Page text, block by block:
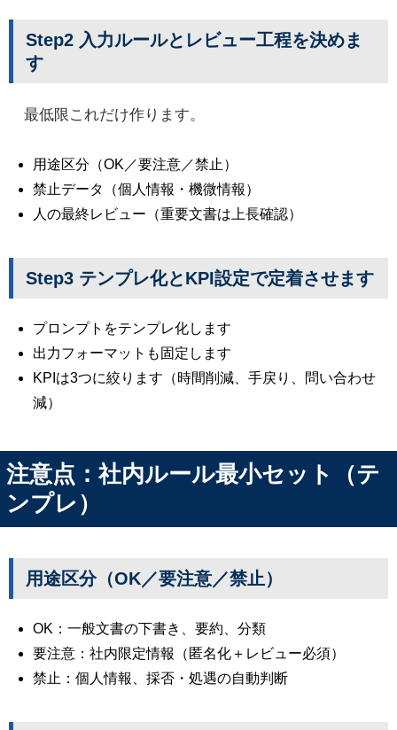
Step2 入力ルールとレビュー工程を決めま
す
最低限これだけ作ります。
用途区分（OK／要注意／禁止）
禁止データ（個人情報・機微情報）
人の最終レビュー（重要文書は上長確認）
Step3 テンプレ化とKPI設定で定着させます
プロンプトをテンプレ化します
出力フォーマットも固定します
KPIは3つに絞ります（時間削減、手戻り、問い合わせ
減）
注意点：社内ルール最小セット（テ
ンプレ）
用途区分（OK／要注意／禁止）
OK：一般文書の下書き、要約、分類
要注意：社内限定情報（匿名化＋レビュー必須）
禁止：個人情報、採否・処遇の自動判断